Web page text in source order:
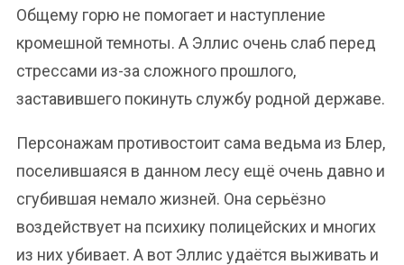
Общему горю не помогает и наступление
кромешной темноты. А Эллис очень слаб перед
стрессами из-за сложного прошлого,
заставившего покинуть службу родной державе.
Персонажам противостоит сама ведьма из Блер,
поселившаяся в данном лесу ещё очень давно и
сгубившая немало жизней. Она серьёзно
воздействует на психику полицейских и многих
из них убивает. А вот Эллис удаётся выживать и